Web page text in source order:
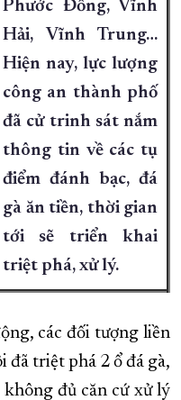
Phước Đồng, Vĩnh
Hải, Vĩnh Trung…
Hiện nay, lực lượng
công an thành phố
đã cử trinh sát nắm
thông tin về các tụ
điểm đánh bạc, đá
gà ăn tiền, thời gian
tới sẽ triển khai
triệt phá, xử lý.
các đối tượng liền
đã triệt phá 2 ổ đá gà,
đủ căn cứ xử lý